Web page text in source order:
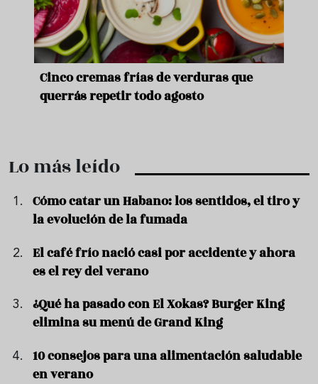
Cinco cremas frías de verduras que
querrás repetir todo agosto
Lo más leído
Cómo catar un Habano: los sentidos, el tiro y
la evolución de la fumada
El café frío nació casi por accidente y ahora
es el rey del verano
¿Qué ha pasado con El Xokas? Burger King
elimina su menú de Grand King
10 consejos para una alimentación saludable
en verano